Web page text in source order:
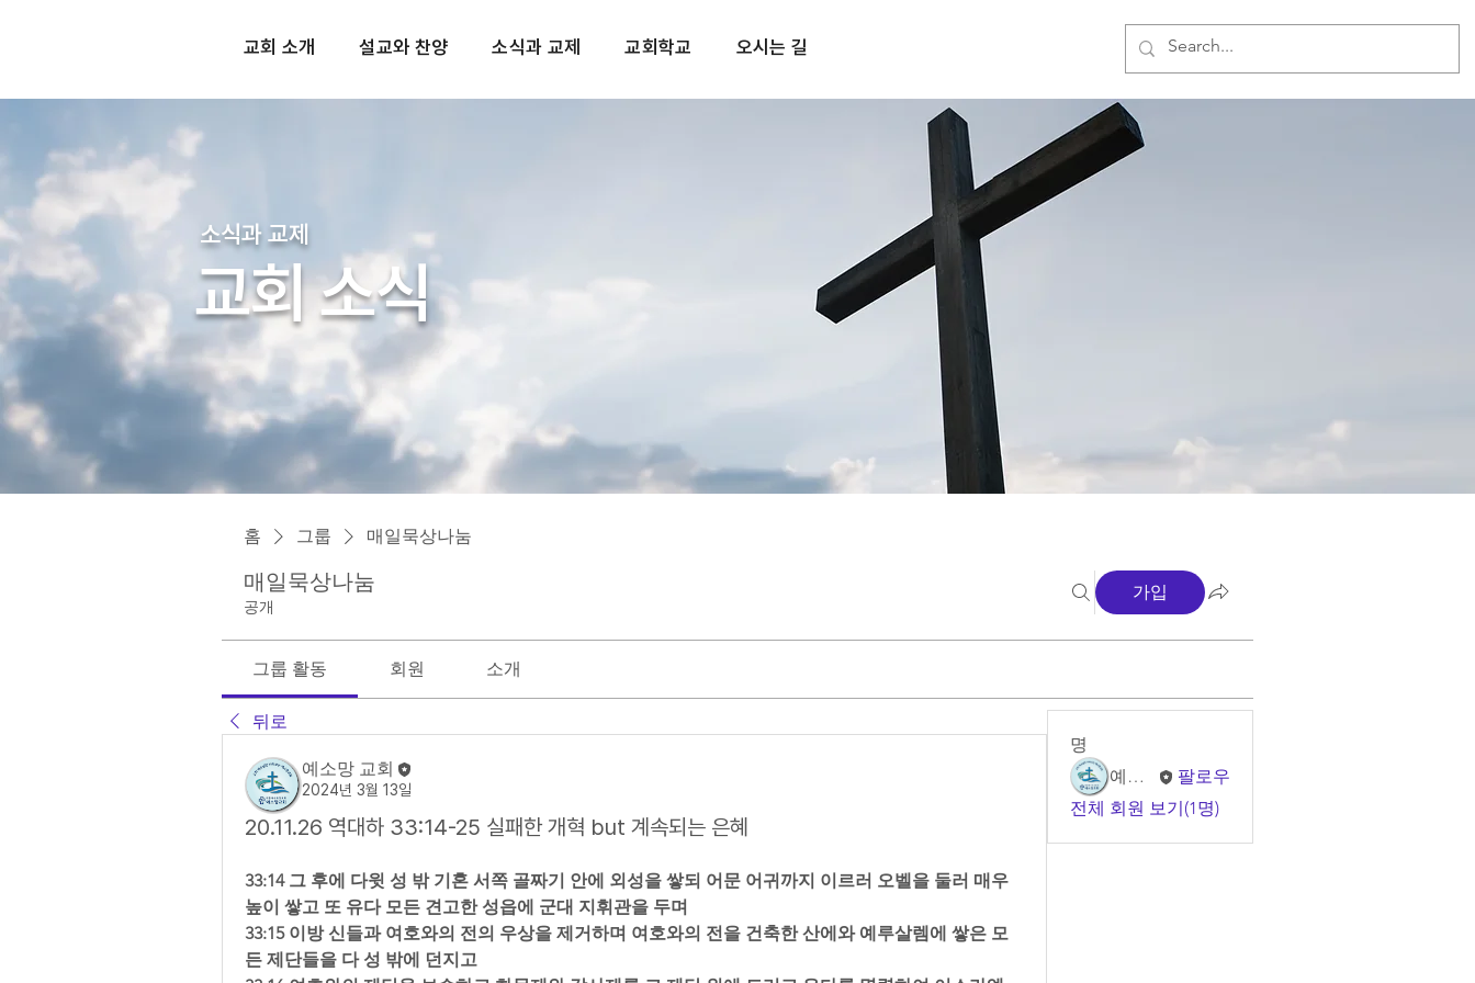
교회 소개 설교와 찬양 소식과 교제 교회학교 오시는 길
소식과 교제
교회 소식
홈 그룹 매일묵상나눔
매일묵상나눔
공개
가입
그룹 활동 회원 소개
뒤로
예소망 교회
2024년 3월 13일
20.11.26 역대하 33:14-25 실패한 개혁 but 계속되는 은혜
33:14 그 후에 다윗 성 밖 기혼 서쪽 골짜기 안에 외성을 쌓되 어문 어귀까지 이르러 오벨을 둘러 매우
높이 쌓고 또 유다 모든 견고한 성읍에 군대 지휘관을 두며
33:15 이방 신들과 여호와의 전의 우상을 제거하며 여호와의 전을 건축한 산에와 예루살렘에 쌓은 모
든 제단들을 다 성 밖에 던지고
명
예소망 교회
팔로우
전체 회원 보기(1명)